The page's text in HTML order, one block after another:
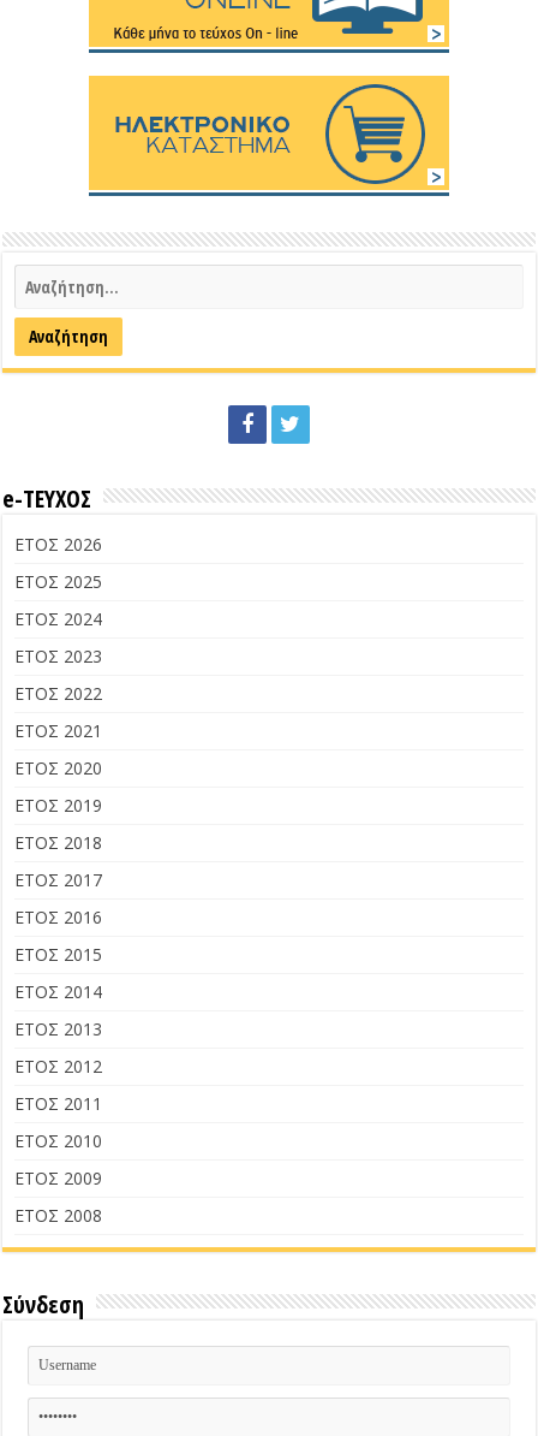
e-ΤΕΥΧΟΣ
ΕΤΟΣ 2026
ΕΤΟΣ 2025
ΕΤΟΣ 2024
ΕΤΟΣ 2023
ΕΤΟΣ 2022
ΕΤΟΣ 2021
ΕΤΟΣ 2020
ΕΤΟΣ 2019
ΕΤΟΣ 2018
ΕΤΟΣ 2017
ΕΤΟΣ 2016
ΕΤΟΣ 2015
ΕΤΟΣ 2014
ΕΤΟΣ 2013
ΕΤΟΣ 2012
ΕΤΟΣ 2011
ΕΤΟΣ 2010
ΕΤΟΣ 2009
ΕΤΟΣ 2008
Σύνδεση